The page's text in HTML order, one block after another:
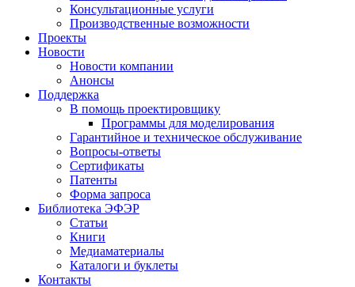
Консультационные услуги
Производственные возможности
Проекты
Новости
Новости компании
Анонсы
Поддержка
В помощь проектировщику
Программы для моделирования
Гарантийное и техническое обслуживание
Вопросы-ответы
Сертификаты
Патенты
Форма запроса
Библиотека ЭФЭР
Статьи
Книги
Медиаматериалы
Каталоги и буклеты
Контакты